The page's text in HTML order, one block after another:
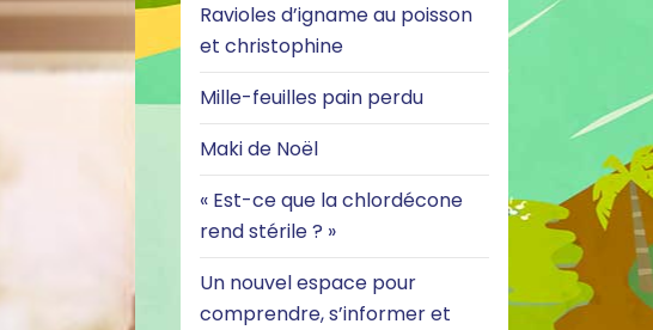
Ravioles d’igname au poisson
et christophine
Mille-feuilles pain perdu
Maki de Noël
« Est-ce que la chlordécone
rend stérile ? »
Un nouvel espace pour
comprendre, s’informer et